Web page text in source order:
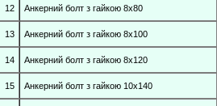
12 Анкерний болт з гайкою 8х80
13 Анкерний болт з гайкою 8х100
14 Анкерний болт з гайкою 8х120
15 Анкерний болт з гайкою 10х140